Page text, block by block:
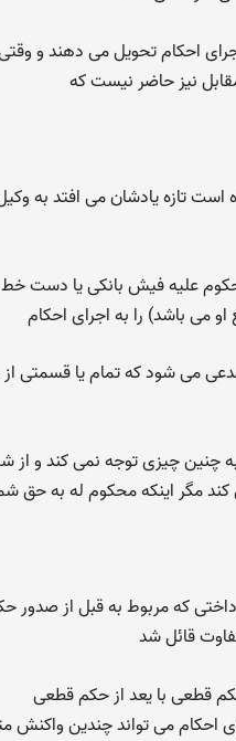
احکام تحویل می دهند و
نیز حاضر نیست که
است تازه یادشان می افتد
علیه فیش بانکی یا دست
می باشد) را به اجرای احکام
می شود که تمام یا قسمتی
چنین چیزی توجه نمی کند و از
مگر اینکه محکوم له به حق
که مربوط به قبل از
قائل شد
قطعی با یعد از حکم قطعی
احکام می تواند چندین واکنش